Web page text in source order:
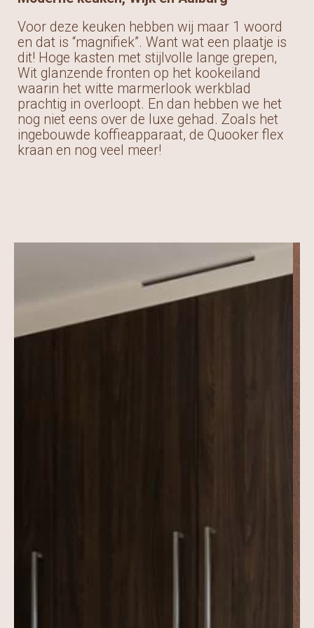
Voor deze keuken hebben wij maar 1 woord
en dat is “magnifiek”. Want wat een plaatje is
dit! Hoge kasten met stijlvolle lange grepen,
Wit glanzende fronten op het kookeiland
waarin het witte marmerlook werkblad
prachtig in overloopt. En dan hebben we het
nog niet eens over de luxe gehad. Zoals het
ingebouwde koffieapparaat, de Quooker flex
kraan en nog veel meer!